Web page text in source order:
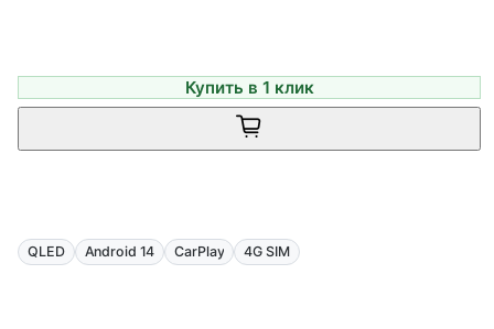
Купить в 1 клик
QLED Android 14 CarPlay 4G SIM